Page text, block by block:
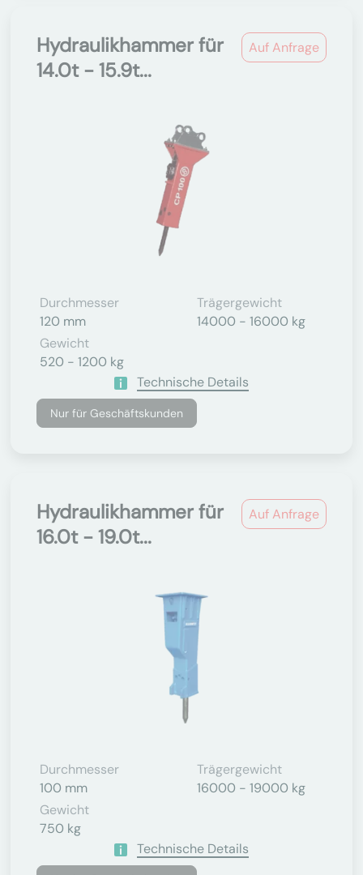
Auf Anfrage
Hydraulikhammer für
14.0t - 15.9t...
Durchmesser
120 mm
Trägergewicht
14000 - 16000 kg
Gewicht
520 - 1200 kg
Technische Details
Nur für Geschäftskunden
Auf Anfrage
Hydraulikhammer für
16.0t - 19.0t...
Durchmesser
100 mm
Trägergewicht
16000 - 19000 kg
Gewicht
750 kg
Technische Details